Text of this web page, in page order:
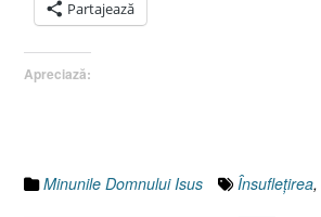
Partajează
Apreciază:
Minunile Domnului Isus Însufleţirea,